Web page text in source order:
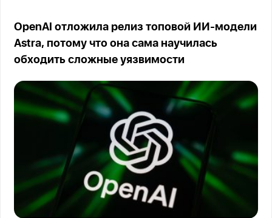
OpenAI отложила релиз топовой ИИ-модели
Astra, потому что она сама научилась
обходить сложные уязвимости